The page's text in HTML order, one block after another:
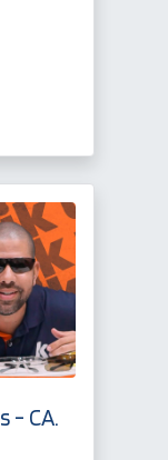
- CA.